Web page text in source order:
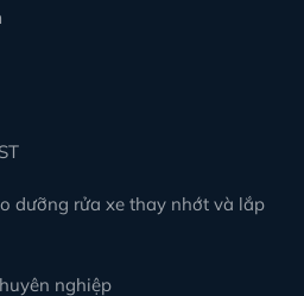
dưỡng rửa xe thay nhớt và lắp
nghiệp